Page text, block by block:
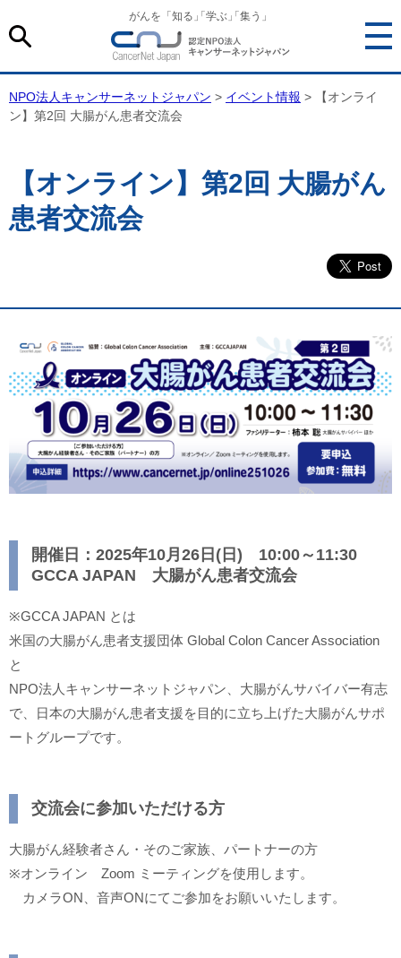
がんを「知る 「学ぶ 「集う」
NPO法人キャンサーネットジャパン > イベント情報 > 【オンライ
ン】第2回 大腸がん患者交流会
【オンライン】第2回 大腸がん
患者交流会
開催日：2025年10月26日(日) 10:00～11:30
GCCA JAPAN 大腸がん患者交流会
※GCCA JAPAN とは
米国の大腸がん患者支援団体 Global Colon Cancer Association
と
NPO法人キャンサーネットジャパン、大腸がんサバイバー有志
で、日本の大腸がん患者支援を目的に立ち上げた大腸がんサポ
ートグループです。
交流会に参加いただける方
大腸がん経験者さん・そのご家族、パートナーの方
※オンライン Zoom ミーティングを使用します。
カメラON、音声ONにてご参加をお願いいたします。